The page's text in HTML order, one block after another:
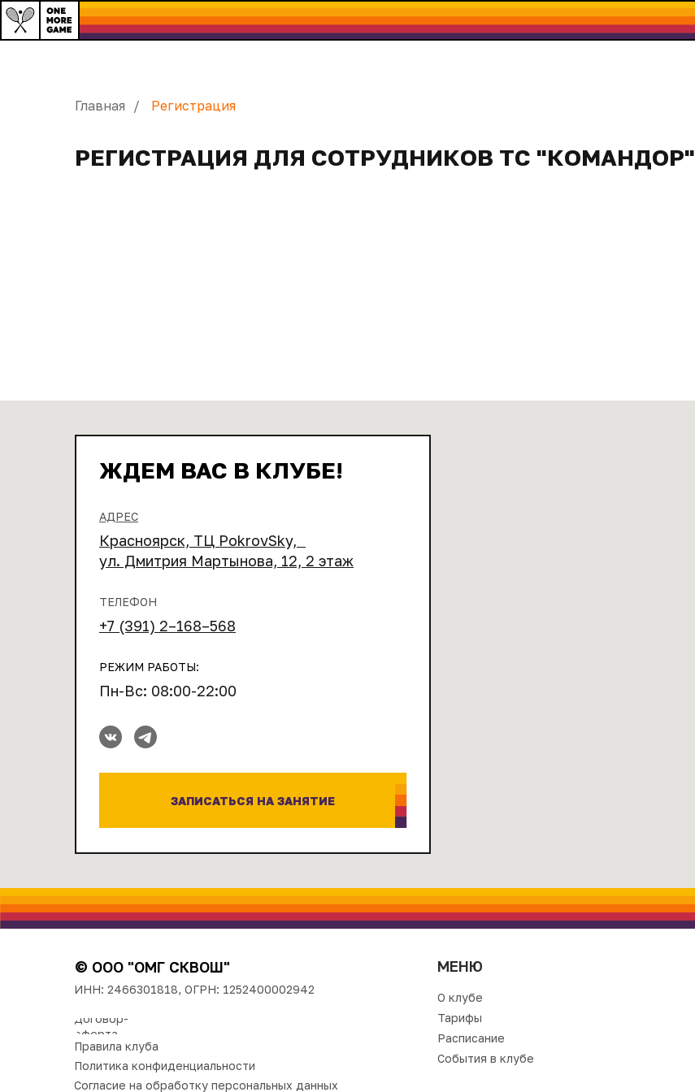
Главная / Регистрация
РЕГИСТРАЦИЯ ДЛЯ СОТРУДНИКОВ ТС "КОМАНДОР"
ЖДЕМ ВАС В КЛУБЕ!
АДРЕС
Красноярск, ТЦ PokrovSky,
ул. Дмитрия Мартынова, 12, 2 этаж
ТЕЛЕФОН
+7 (391) 2–168–568
РЕЖИМ РАБОТЫ:
Пн-Вс: 08:00-22:00
ЗАПИСАТЬСЯ НА ЗАНЯТИЕ
© ООО "ОМГ СКВОШ"
Согласие на обработку персональных данных
Политика конфиденциальности
Правила клуба
Договор-
оферта
ИНН: 2466301818, ОГРН: 1252400002942
МЕНЮ
События в клубе
Расписание
Тарифы
О клубе